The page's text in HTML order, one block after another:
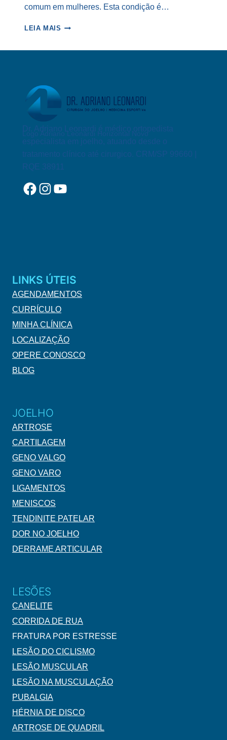
comum em mulheres. Esta condição é…
LEIA MAIS CANELITE
Logo Adriano Leonardi Horizontal Novo
Dr. Adriano Leonardi é médico ortopedista
especialista em joelho, atuando desde o
tratamento clínico até cirurgico. CRM/SP 99660 |
RQE 38911
Facebook
Instagram
YouTube
LINKS ÚTEIS
AGENDAMENTOS
CURRÍCULO
MINHA CLÍNICA
LOCALIZAÇÃO
OPERE CONOSCO
BLOG
JOELHO
ARTROSE
CARTILAGEM
GENO VALGO
GENO VARO
LIGAMENTOS
MENISCOS
TENDINITE PATELAR
DOR NO JOELHO
DERRAME ARTICULAR
LESÕES
CANELITE
CORRIDA DE RUA
FRATURA POR ESTRESSE
LESÃO DO CICLISMO
LESÃO MUSCULAR
LESÃO NA MUSCULAÇÃO
PUBALGIA
HÉRNIA DE DISCO
ARTROSE DE QUADRIL